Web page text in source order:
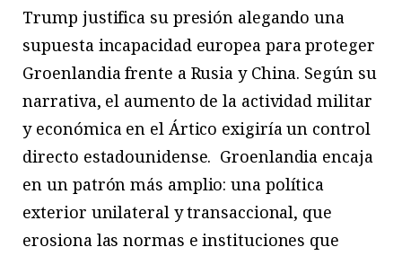
Trump justifica su presión alegando una
supuesta incapacidad europea para proteger
Groenlandia frente a Rusia y China. Según su
narrativa, el aumento de la actividad militar
y económica en el Ártico exigiría un control
directo estadounidense. Groenlandia encaja
en un patrón más amplio: una política
exterior unilateral y transaccional, que
erosiona las normas e instituciones que